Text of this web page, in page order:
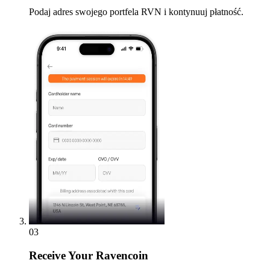
Podaj adres swojego portfela RVN i kontynuuj płatność.
03
ReceiveYour Ravencoin